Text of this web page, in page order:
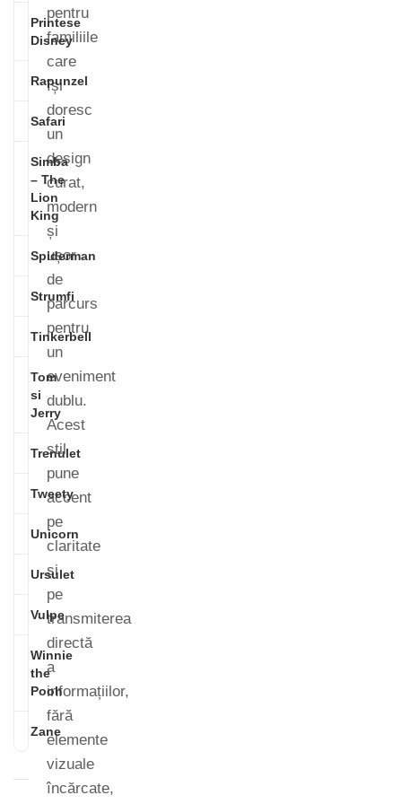
Printese
Disney
Rapunzel
Safari
Simba
– The
Lion
King
Spiderman
Strumfi
Tinkerbell
Tom
si
Jerry
Trenulet
Tweety
Unicorn
Ursulet
Vulpe
Winnie
the
Pooh
Zane
pentru
familiile
care
își
doresc
un
design
curat,
modern
și
ușor
de
parcurs
pentru
un
eveniment
dublu.
Acest
stil
pune
accent
pe
claritate
și
pe
transmiterea
directă
a
informațiilor,
fără
elemente
vizuale
încărcate,